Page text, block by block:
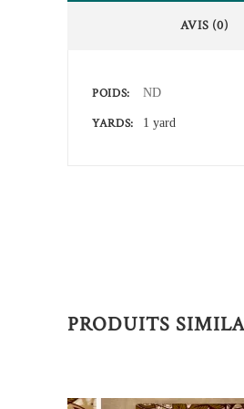
AVIS (0)
POIDS ND
YARDS 1 yard
PRODUITS